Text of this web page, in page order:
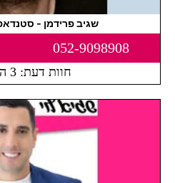
שגיב פרידמן -
052-9098908
חוות דעת: 3 המלצות.